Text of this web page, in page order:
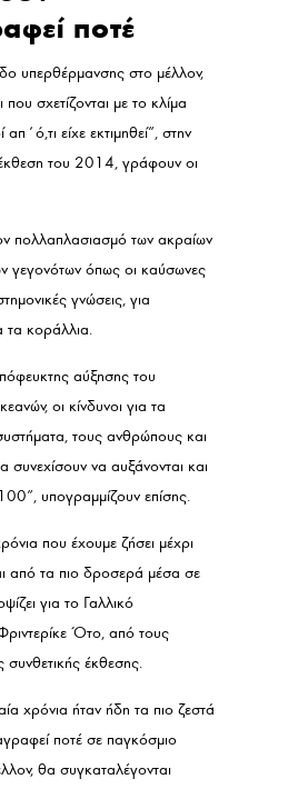
ποτέ
υπερθέρμανσης στο μέλλον,
που σχετίζονται με το κλίμα
απ΄ό,τι είχε εκτιμηθεί”, στην
του 2014, γράφουν οι
πολλαπλασιασμό των ακραίων
γεγονότων όπως οι καύσωνες
γνώσεις, για
τα κοράλλια.
αύξησης του
οι κίνδυνοι για τα
τους ανθρώπους και
συνεχίσουν να αυξάνονται και
υπογραμμίζουν επίσης.
που έχουμε ζήσει μέχρι
από τα πιο δροσερά μέσα σε
για το Γαλλικό
Ότο, από τους
συνθετικής έκθεσης.
χρόνια ήταν ήδη τα πιο ζεστά
ποτέ σε παγκόσμιο
θα συγκαταλέγονται